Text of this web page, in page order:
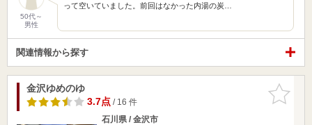
50代～
男性
って空いていました。前回はなかった内湯の炭…
関連情報から探す
お気に入
りに追加
金沢ゆめのゆ
3.7点/ 16 件
石川県 / 金沢市